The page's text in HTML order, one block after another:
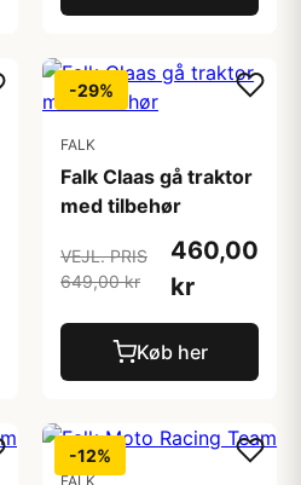
-29%
FALK
Falk Claas gå traktor
med tilbehør
VEJL. PRIS
649,00 kr
460,00
kr
Køb her
-12%
FALK